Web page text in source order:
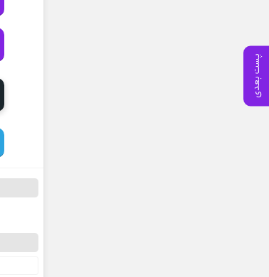
پست بعدی